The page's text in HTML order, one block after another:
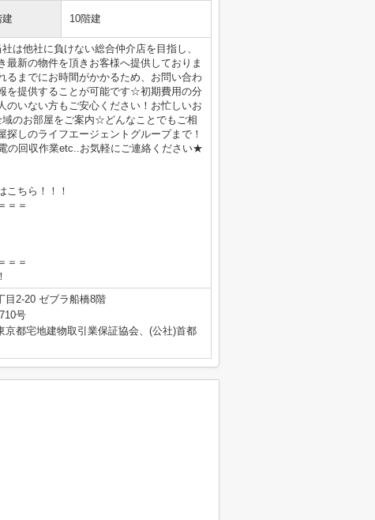
建 10階建
は他社に負けない総合仲介店を目指し、
新の物件を頂きお客様へ提供しておりま
るまでにお時間がかかるため、お問い合わ
を提供することが可能です☆初期費用の分
いない方もご安心ください！お忙しいお
のお部屋をご案内☆どんなことでもご相
しのライフエージェントグループまで！
の回収作業etc..お気軽にご連絡ください★
こちら！！！
＝＝
＝＝
目2-20 ゼブラ船橋8階
号
都宅地建物取引業保証協会、(公社)首都